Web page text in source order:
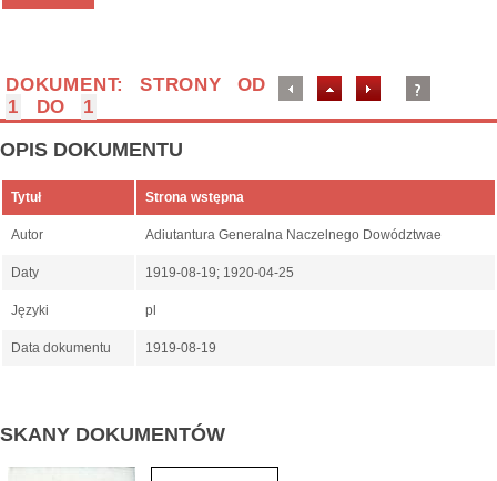
DOKUMENT: STRONY OD
1
DO 1
OPIS DOKUMENTU
Tytuł Strona wstępna
Autor Adiutantura Generalna Naczelnego Dowództwae
Daty 1919-08-19; 1920-04-25
Języki pl
Data dokumentu 1919-08-19
SKANY DOKUMENTÓW